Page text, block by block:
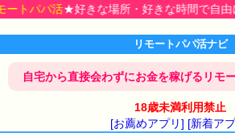
好きな場所・好きな時間で自由にお金を稼
リモートパパ活ナビ
自宅から直接会わずにお金を稼げるリモ
18歳未満利用禁止
[お薦めアプリ] [新着ア